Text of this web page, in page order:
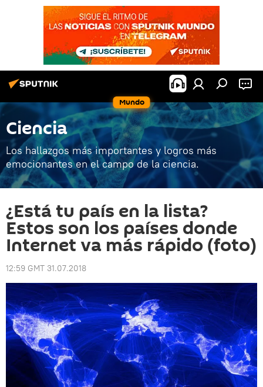
Mundo
Ciencia
Los hallazgos más importantes y logros más
emocionantes en el campo de la ciencia.
¿Está tu país en la lista?
Estos son los países donde
Internet va más rápido (foto)
12:59 GMT 31.07.2018